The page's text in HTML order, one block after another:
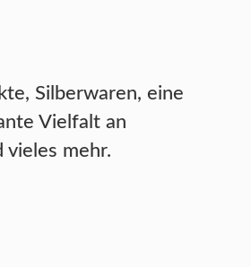
Silberwaren, eine
Vielfalt an
vieles mehr.